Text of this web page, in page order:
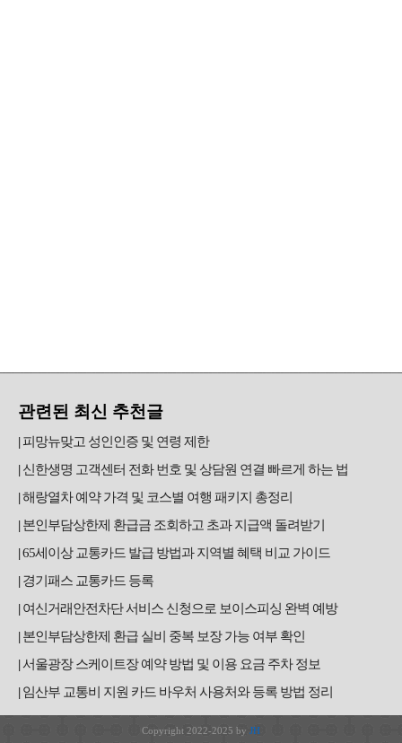
관련된 최신 추천글
피망뉴맞고 성인인증 및 연령 제한
신한생명 고객센터 전화 번호 및 상담원 연결 빠르게 하는 법
해랑열차 예약 가격 및 코스별 여행 패키지 총정리
본인부담상한제 환급금 조회하고 초과 지급액 돌려받기
65세이상 교통카드 발급 방법과 지역별 혜택 비교 가이드
경기패스 교통카드 등록
여신거래안전차단 서비스 신청으로 보이스피싱 완벽 예방
본인부담상한제 환급 실비 중복 보장 가능 여부 확인
서울광장 스케이트장 예약 방법 및 이용 요금 주차 정보
임산부 교통비 지원 카드 바우처 사용처와 등록 방법 정리
Copyright 2022-2025 by JH